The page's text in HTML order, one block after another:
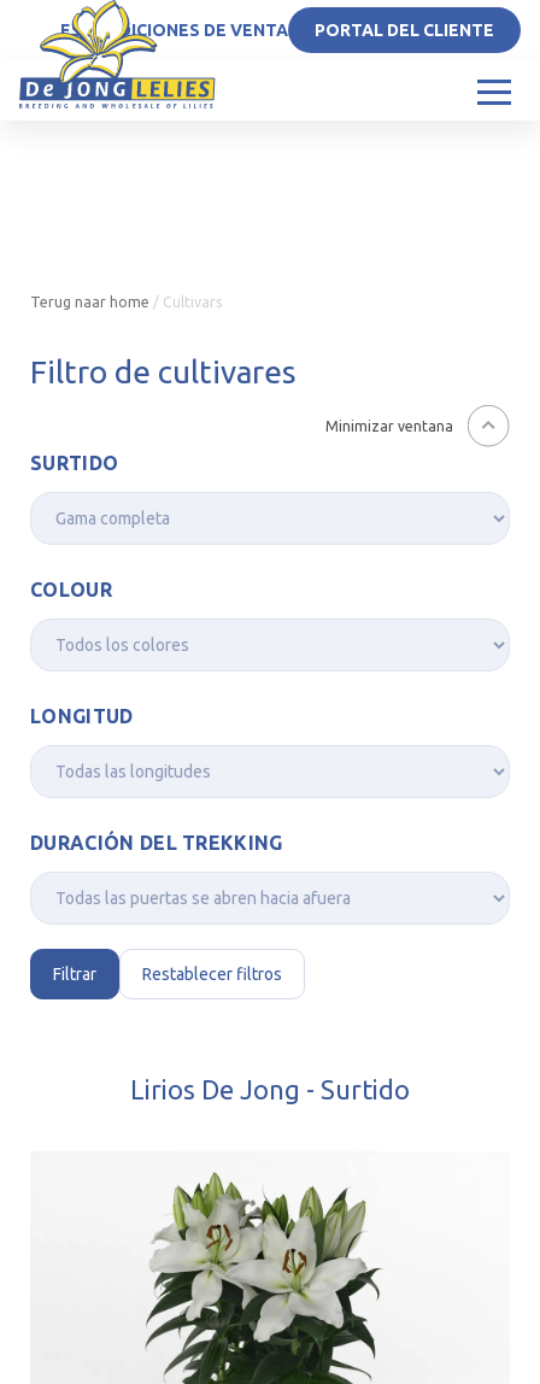
ESCONDICIONES DE VENTA PORTAL DEL CLIENTE
Terug naar home / Cultivars
Filtro de cultivares
Minimizar ventana
SURTIDO
COLOUR
LONGITUD
DURACIÓN DEL TREKKING
Filtrar Restablecer filtros
Lirios De Jong - Surtido